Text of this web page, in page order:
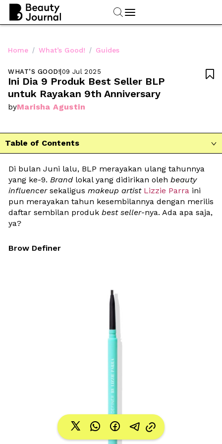
Home / What’s Good! / Guides
WHAT’S GOOD!|09 Jul 2025
Ini Dia 9 Produk Best Seller BLP
untuk Rayakan 9th Anniversary
byMarisha Agustin

Table of Contents 
Di bulan Juni lalu, BLP merayakan ulang tahunnya
yang ke-9. Brand lokal yang didirikan oleh beauty
influencer sekaligus makeup artist Lizzie Parra ini
pun merayakan tahun kesembilannya dengan merilis
daftar sembilan produk best seller-nya. Ada apa saja,
ya?
Brow Definer